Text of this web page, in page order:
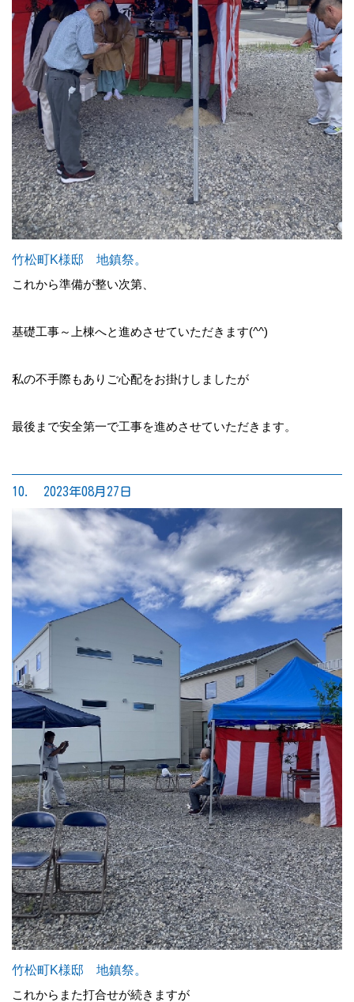
竹松町K様邸 地鎮祭。
これから準備が整い次第、
基礎工事～上棟へと進めさせていただきます(^^)
私の不手際もありご心配をお掛けしましたが
最後まで安全第一で工事を進めさせていただきます。
10. 2023年08月27日
竹松町K様邸 地鎮祭。
これからまた打合せが続きますが